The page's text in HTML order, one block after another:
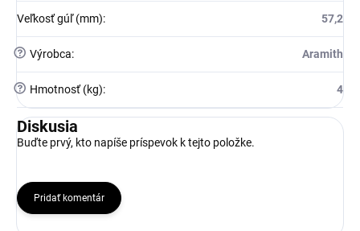
Veľkosť gúľ (mm): 57,2
? Výrobca: Aramith
? Hmotnosť (kg): 4
Diskusia
Buďte prvý, kto napíše príspevok k tejto položke.
Pridať komentár